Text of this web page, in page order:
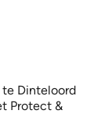
Dinteloord
Protect &